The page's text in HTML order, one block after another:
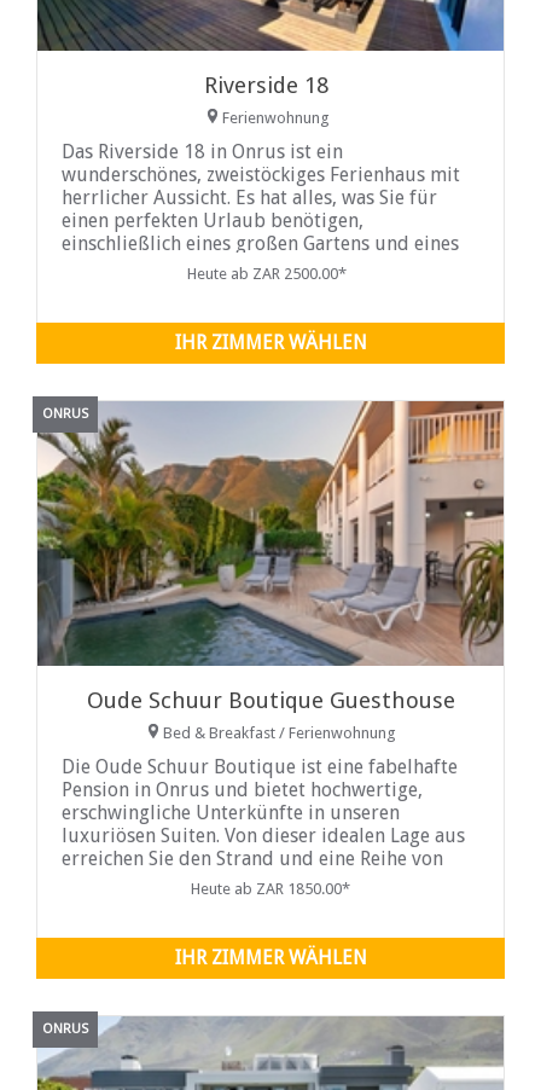
Riverside 18
Ferienwohnung
Das Riverside 18 in Onrus ist ein
wunderschönes, zweistöckiges Ferienhaus mit
herrlicher Aussicht. Es hat alles, was Sie für
einen perfekten Urlaub benötigen,
einschließlich eines großen Gartens und eines
Swimmingpools (bitte beachten Sie, dass der
Heute ab ZAR 2500.00*
IHR ZIMMER WÄHLEN
ONRUS
Oude Schuur Boutique Guesthouse
Bed & Breakfast / Ferienwohnung
Die Oude Schuur Boutique ist eine fabelhafte
Pension in Onrus und bietet hochwertige,
erschwingliche Unterkünfte in unseren
luxuriösen Suiten. Von dieser idealen Lage aus
erreichen Sie den Strand und eine Reihe von
Geschäften und Restaurants zu Fuß...
Heute ab ZAR 1850.00*
IHR ZIMMER WÄHLEN
ONRUS